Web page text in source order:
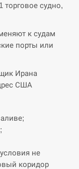
підрозділ
баржі для
торговое судно,
к судам
порты или
Ирана
США
не
коридор